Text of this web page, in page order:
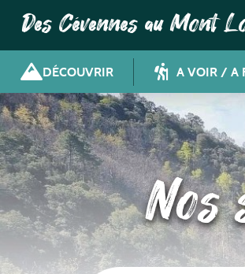
Des Cévennes au Mont
DÉCOUVRIR A VOIR / A
Nos